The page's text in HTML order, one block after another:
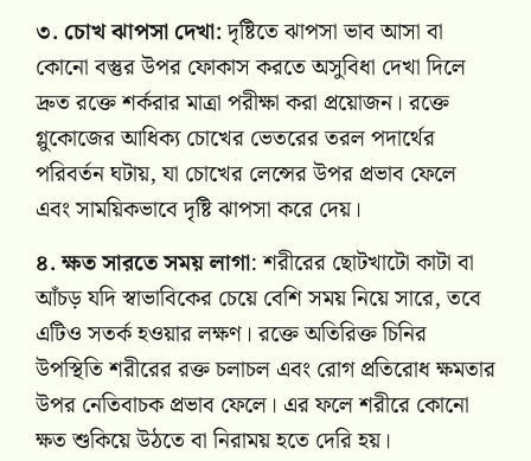
৩. চোখ ঝাপসা দেখা:দৃষ্টিতে ঝাপসা ভাব আসা বা
কোনো বস্তুর উপর ফোকাস করতে অসুবিধা দেখা দিলে
দ্রুত রক্তে শর্করার মাত্রা পরীক্ষা করা প্রয়োজন। রক্তে
গ্লুকোজের আধিক্য চোখের ভেতরের তরল পদার্থের
পরিবর্তন ঘটায়, যা চোখের লেন্সের উপর প্রভাব ফেলে
এবং সাময়িকভাবে দৃষ্টি ঝাপসা করে দেয়।
৪. ক্ষত সারতে সময় লাগা: শরীরের ছোটখাটো কাটা বা
আঁচড় যদি স্বাভাবিকের চেয়ে বেশি সময় নিয়ে সারে, তবে
এটিও সতর্ক হওয়ার লক্ষণ। রক্তে অতিরিক্ত চিনির
উপস্থিতি শরীরের রক্ত চলাচল এবং রোগ প্রতিরোধ ক্ষমতার
উপর নেতিবাচক প্রভাব ফেলে। এর ফলে শরীরে কোনো
ক্ষত শুকিয়ে উঠতে বা নিরাময় হতে দেরি হয়।